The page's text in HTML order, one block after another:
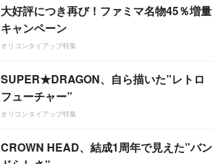
大好評につき再び！ファミマ名物45％増量
キャンペーン
オリコンタイアップ特集
SUPER★DRAGON、自ら描いた”レトロ
フューチャー”
オリコンタイアップ特集
CROWN HEAD、結成1周年で見えた”バン